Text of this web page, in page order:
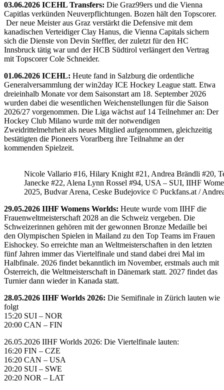
03.06.2026 ICEHL Transfers: Die Graz99ers und die Vienna
Capitlas verkünden Neuverpflichtungen. Bozen hält den Topscorer.
Der neue Meister aus Graz verstärkt die Defensive mit dem
kanadischen Verteidiger Clay Hanus, die Vienna Capitals sichern
sich die Dienste von Devin Steffler, der zuletzt für den HC
Innsbruck tätig war und der HCB Südtirol verlängert den Vertrag
mit Topscorer Cole Schneider.
01.06.2026 ICEHL: Heute fand in Salzburg die ordentliche
Generalversammlung der win2day ICE Hockey League statt. Etwa
dreieinhalb Monate vor dem Saisonstart am 18. September 2026
wurden dabei die wesentlichen Weichenstellungen für die Saison
2026/27 vorgenommen. Die Liga wächst auf 14 Teilnehmer an: Der
Hockey Club Milano wurde mit der notwendigen
Zweidrittelmehrheit als neues Mitglied aufgenommen, gleichzeitig
bestätigten die Pioneers Vorarlberg ihre Teilnahme an der
kommenden Spielzeit.
Nicole Vallario #16, Hilary Knight #21, Andrea Brändli #20,
Janecke #22, Alena Lynn Rossel #94, USA – SUI, IIHF
2025, Budvar Arena, Ceske Budejovice © Puckfans.at /
29.05.2026 IIHF Womens Worlds: Heute wurde vom IIHF die
Frauenweltmeisterschaft 2028 an die Schweiz vergeben. Die
Schweizerinnen gehören mit der gewonnen Bronze Medaille bei
den Olympischen Spielen in Mailand zu den Top Teams im Frauen
Eishockey. So erreichte man an Weltmeisterschaften in den letzten
fünf Jahren immer das Viertelfinale und stand dabei drei Mal im
Halbfinale. 2026 findet bekanntlich im November, erstmals auch mit
Österreich, die Weltmeisterschaft in Dänemark statt. 2027 findet das
Turnier dann wieder in Kanada statt.
28.05.2026 IIHF Worlds 2026: Die Semifinale in Zürich lauten wie
folgt
15:20 SUI – NOR
20:00 CAN – FIN
26.05.2026 IIHF Worlds 2026: Die Viertelfinale lauten:
16:20 FIN – CZE
16:20 CAN – USA
20:20 SUI – SWE
20:20 NOR – LAT